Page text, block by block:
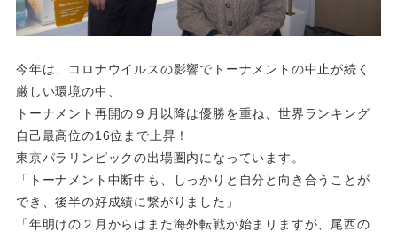
今年は、コロナウイルスの影響でトーナメントの中止が続く
厳しい環境の中、
トーナメント再開の９月以降は優勝を重ね、世界ランキング
自己最高位の16位まで上昇！
東京パラリンピックの出場圏内になっています。
「トーナメント中断中も、しっかりと自分と向き合うことが
でき、後半の好成績に繋がりました」
「年明けの２月からはまた海外転戦が始まりますが、尾西の